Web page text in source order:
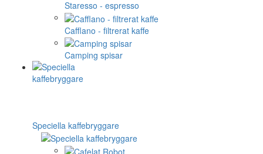
Staresso - espresso
Cafflano - filtrerat kaffe
Camping spisar
Speciella kaffebryggare